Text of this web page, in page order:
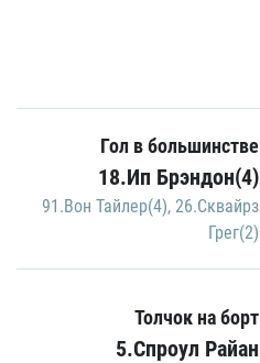
Гол в большинстве
18.Ип Брэндон(4)
91.Вон Тайлер(4), 26.Сквайрз
Грег(2)
Толчок на борт
5.Спроул Райан